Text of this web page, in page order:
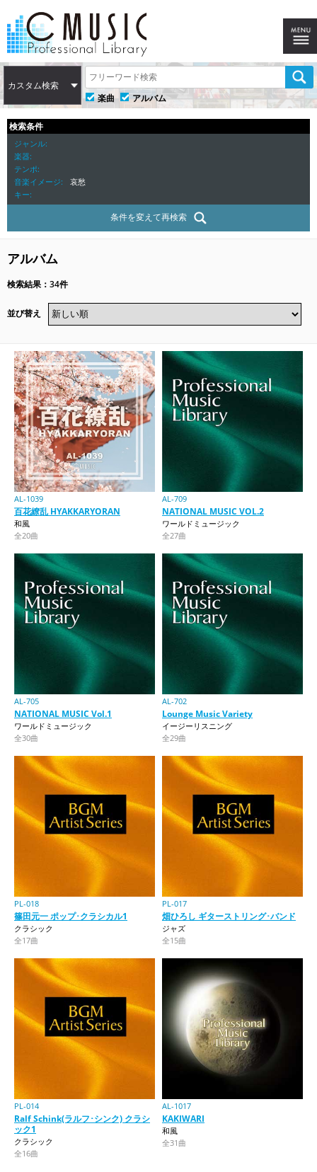
カスタム検索
楽曲
アルバム
検索条件
ジャンル
楽器
テンポ
音楽イメージ
哀愁
キー
条件を変えて再検索
アルバム
検索結果：34件
並び替え
AL-1039
百花繚乱 HYAKKARYORAN
和風
全20曲
AL-709
NATIONAL MUSIC VOL.2
ワールドミュージック
全27曲
AL-705
NATIONAL MUSIC Vol.1
ワールドミュージック
全30曲
AL-702
Lounge Music Variety
イージーリスニング
全29曲
PL-018
篠田元一 ポップ･クラシカル1
クラシック
全17曲
PL-017
畑ひろし ギターストリング･バンド
ジャズ
全15曲
PL-014
Ralf Schink(ラルフ･シンク) クラシ
ック1
クラシック
全16曲
AL-1017
KAKIWARI
和風
全31曲